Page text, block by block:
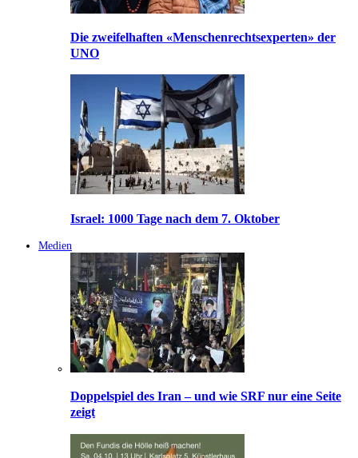
Die zweifelhaften «Menschenrechtsexperten» der
UNO
Israel: 1000 Tage nach dem 7. Oktober
Medien
Doppelspiel des Iran – und wie SRF nur eine Seite
zeigt